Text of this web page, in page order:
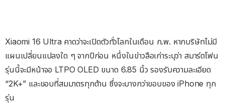
Xiaomi 16 Ultra คาดว่าจะเปิดตัวทั่วโลกในเดือน ก.พ. หากบริษัทไม่มี
แผนเปลี่ยนแปลงใด ๆ จากปีก่อน หนึ่งในข่าวลือเก่าระบุว่า สมาร์ตโฟน
รุ่นนี้จะมีหน้าจอ LTPO OLED ขนาด 6.85 นิ้ว รองรับความละเอียด
“2K+” และขอบที่สมมาตรทุกด้าน ซึ่งจะบางกว่าขอบของ iPhone ทุก
รุ่น